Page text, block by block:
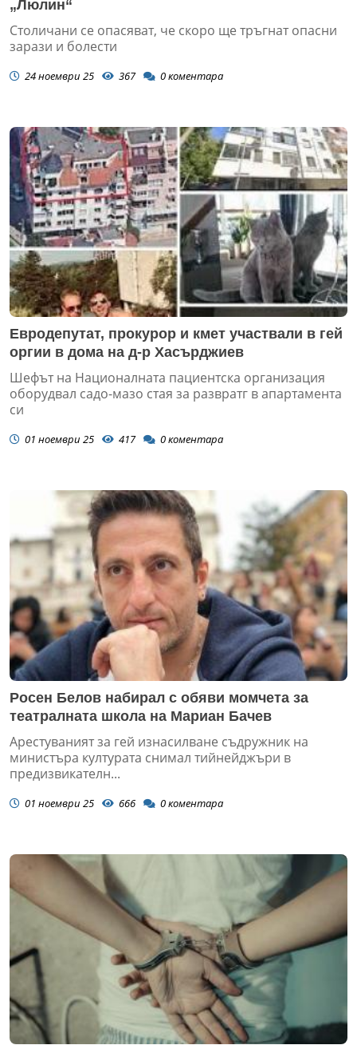
„Люлин“
Столичани се опасяват, че скоро ще тръгнат опасни
зарази и болести
24 ноември 25 367 0коментара
Евродепутат, прокурор и кмет участвали в гей
оргии в дома на д-р Хасърджиев
Шефът на Националната пациентска организация
оборудвал садо-мазо стая за развратг в апартамента
си
01 ноември 25 417 0коментара
Росен Белов набирал с обяви момчета за
театралната школа на Мариан Бачев
Арестуваният за гей изнасилване съдружник на
министъра културата снимал тийнейджъри в
предизвикателн...
01 ноември 25 666 0коментара